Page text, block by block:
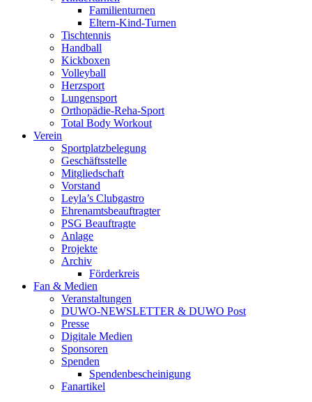
Familienturnen
Eltern-Kind-Turnen
Tischtennis
Handball
Kickboxen
Volleyball
Herzsport
Lungensport
Orthopädie-Reha-Sport
Total Body Workout
Verein
Sportplatzbelegung
Geschäftsstelle
Mitgliedschaft
Vorstand
Leyla’s Clubgastro
Ehrenamtsbeauftragter
PSG Beauftragte
Anlage
Projekte
Archiv
Förderkreis
Fan & Medien
Veranstaltungen
DUWO-NEWSLETTER & DUWO Post
Presse
Digitale Medien
Sponsoren
Spenden
Spendenbescheinigung
Fanartikel